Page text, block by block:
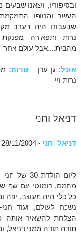
ובסיפוריו, ויצאנו
העשב והטופו, התמקמתי
שבעבורו היה הערב
מהבית....אבל עולם אחר
אוכל: גן עדן שרות:
נרות ויין
דניאל וחני
דניאל וחני - 28/11/2004
ליום
מהמם, רומנטי עם שף
כל כלי היה מעוצב, יפה
נשכח לעולם, ועוד
הצלחת להשאיר אותה
תודה תודה ממני דניאל,